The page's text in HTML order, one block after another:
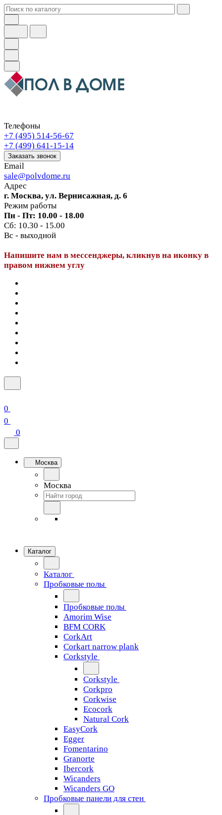
Телефоны
+7 (495) 514-56-67
+7 (499) 641-15-14
Заказать звонок
Email
sale@polvdome.ru
Адрес
г. Москва, ул. Вернисажная, д. 6
Режим работы
Пн - Пт: 10.00 - 18.00
Сб: 10.30 - 15.00
Вс - выходной
Напишите нам в мессенджеры, кликнув на иконку в
правом нижнем углу
0
0
0
Москва
Москва
Каталог
Каталог
Пробковые полы
Пробковые полы
Amorim Wise
BFM CORK
CorkArt
Corkart narrow plank
Corkstyle
Corkstyle
Corkpro
Corkwise
Ecocork
Natural Cork
EasyCork
Egger
Fomentarino
Granorte
Ibercork
Wicanders
Wicanders GO
Пробковые панели для стен